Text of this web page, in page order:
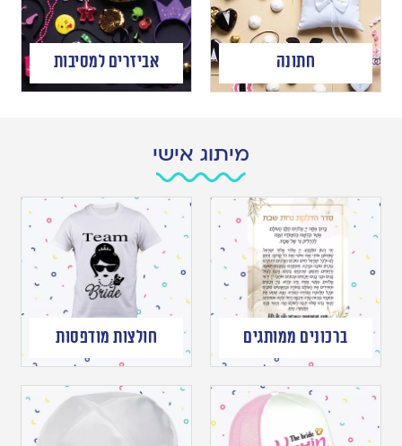
חתונה אביזרים למסיבות
מיתוג אישי
ברכונים ממותגים חולצות מודפסות